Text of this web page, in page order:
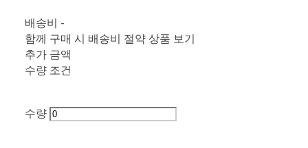
배송비 -
함께 구매 시 배송비 절약 상품 보기
추가 금액
수량 조건
수량